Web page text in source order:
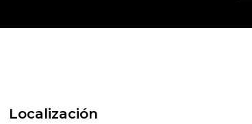
Localización